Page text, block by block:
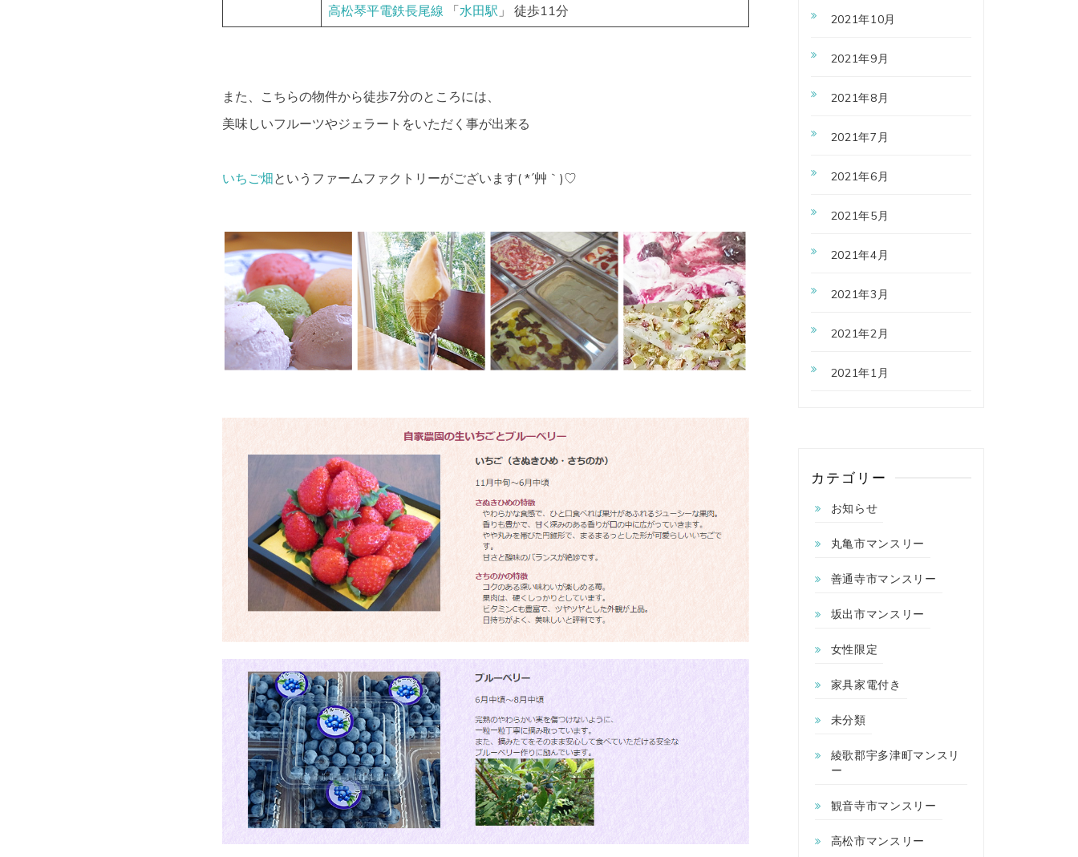
高松琴平電鉄長尾線 「水田駅 」 徒歩11分
また、こちらの物件から徒歩7分のところには、
美味しいフルーツやジェラートをいただく事が出来る
いちご畑というファームファクトリーがございます( *´艸｀)♡
2021年10月
2021年9月
2021年8月
2021年7月
2021年6月
2021年5月
2021年4月
2021年3月
2021年2月
2021年1月
カテゴリー
お知らせ
丸亀市マンスリー
善通寺市マンスリー
坂出市マンスリー
女性限定
家具家電付き
未分類
綾歌郡宇多津町マンスリ
ー
観音寺市マンスリー
高松市マンスリー